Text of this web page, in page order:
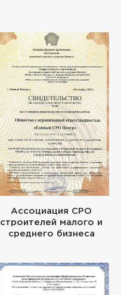
Ассоциация СРО
строителей малого и
среднего бизнеса